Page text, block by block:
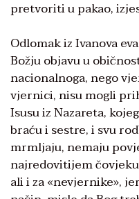
pretvoriti u pakao,
Odlomak iz Ivanova
Božju objavu u
nacionalnoga, nego
vjernici, nisu mogli
Isusu iz Nazareta,
braću i sestre, i svu
mrmljaju, nemaju
najredovitijem
ali i za «nevjernike»,